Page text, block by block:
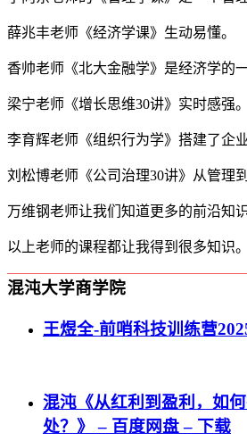
薛兆丰老师《经济学课》生动易懂。
香帅老师《北大金融学》是经济学的
梁宁老师《增长思维30讲》实时感强。
李育辉老师《组织行为学》搭建了企业
刘松博老师《公司治理30讲》从管理
万维钢老师让我们知道更多的前沿知
以上老师的课程都让我得到很多知识。
混沌大学商学院
王煜全-前哨科技训练营
混沌《从红利到盈利，如
处？》 – 百度网盘 – 下载